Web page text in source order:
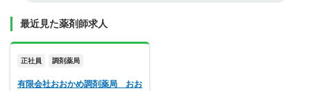
最近見た薬剤師求人
正社員 調剤薬局
有限会社おおかめ調剤薬局 おお